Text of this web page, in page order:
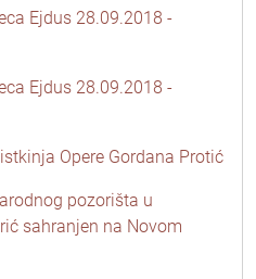
Ejdus 28.09.2018 -
Ejdus 28.09.2018 -
Opere Gordana Protić
pozorišta u
sahranjen na Novom